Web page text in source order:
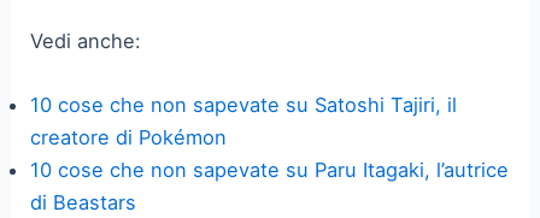
Vedi anche:
10 cose che non sapevate su Satoshi Tajiri, il
creatore di Pokémon
10 cose che non sapevate su Paru Itagaki, l’autrice
di Beastars